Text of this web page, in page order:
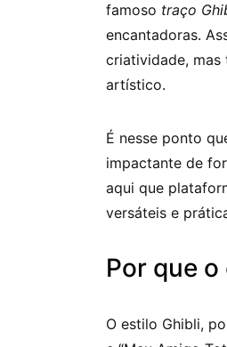
famoso traço
encantadoras.
criatividade, mas
artístico.
É nesse ponto
impactante de
aqui que
versáteis e
Por que
O estilo Ghibli,